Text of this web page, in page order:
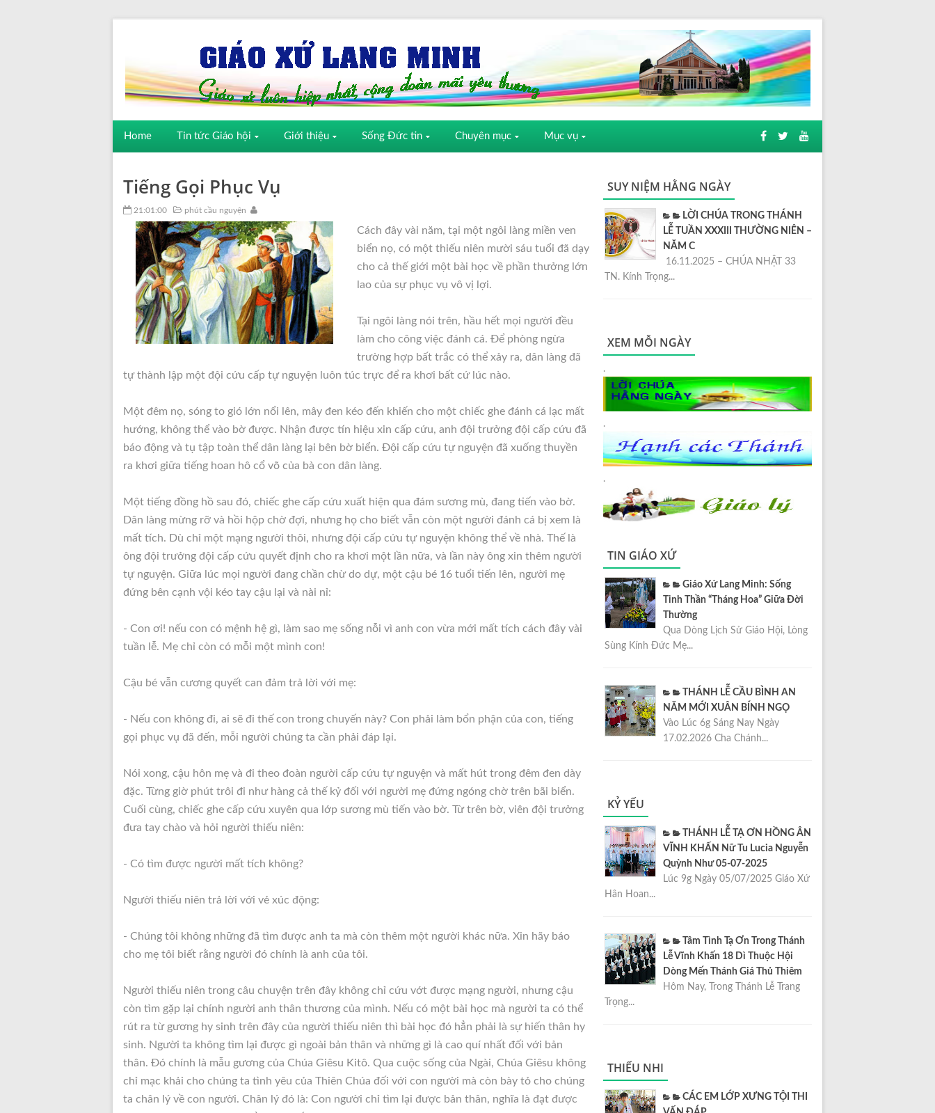
Home Tin tức Giáo hội Giới thiệu Sống Đức tin Chuyên mục Mục vụ
Tiếng Gọi Phục Vụ
21:01:00 phút cầu nguyện
Cách đây vài năm, tại một ngôi làng miền ven
biển nọ, có một thiếu niên mười sáu tuổi đã dạy
cho cả thế giới một bài học về phần thưởng lớn
lao của sự phục vụ vô vị lợi.
Tại ngôi làng nói trên, hầu hết mọi người đều
làm cho công việc đánh cá. Ðể phòng ngừa
trường hợp bất trắc có thể xảy ra, dân làng đã
tự thành lập một đội cứu cấp tự nguyện luôn túc trực để ra khơi bất cứ lúc nào.
Một đêm nọ, sóng to gió lớn nổi lên, mây đen kéo đến khiến cho một chiếc ghe đánh cá lạc mất
hướng, không thể vào bờ được. Nhận được tín hiệu xin cấp cứu, anh đội trưởng đội cấp cứu đã
báo động và tụ tập toàn thể dân làng lại bên bờ biển. Ðội cấp cứu tự nguyện đã xuống thuyền
ra khơi giữa tiếng hoan hô cổ võ của bà con dân làng.
Một tiếng đồng hồ sau đó, chiếc ghe cấp cứu xuất hiện qua đám sương mù, đang tiến vào bờ.
Dân làng mừng rỡ và hồi hộp chờ đợi, nhưng họ cho biết vẫn còn một người đánh cá bị xem là
mất tích. Dù chỉ một mạng người thôi, nhưng đội cấp cứu tự nguyện không thể về nhà. Thế là
ông đội trưởng đội cấp cứu quyết định cho ra khơi một lần nữa, và lần này ông xin thêm người
tự nguyện. Giữa lúc mọi người đang chần chừ do dự, một cậu bé 16 tuổi tiến lên, người mẹ
đứng bên cạnh vội kéo tay cậu lại và nài nỉ:
- Con ơi! nếu con có mệnh hệ gì, làm sao mẹ sống nỗi vì anh con vừa mới mất tích cách đây vài
tuần lễ. Mẹ chỉ còn có mỗi một mình con!
Cậu bé vẫn cương quyết can đảm trả lời với mẹ:
- Nếu con không đi, ai sẽ đi thế con trong chuyến này? Con phải làm bổn phận của con, tiếng
gọi phục vụ đã đến, mỗi người chúng ta cần phải đáp lại.
Nói xong, cậu hôn mẹ và đi theo đoàn người cấp cứu tự nguyện và mất hút trong đêm đen dày
đặc. Từng giờ phút trôi đi như hàng cả thế kỷ đối với người mẹ đứng ngóng chờ trên bãi biển.
Cuối cùng, chiếc ghe cấp cứu xuyên qua lớp sương mù tiến vào bờ. Từ trên bờ, viên đội trưởng
đưa tay chào và hỏi người thiếu niên:
- Có tìm được người mất tích không?
Người thiếu niên trả lời với vẻ xúc động:
- Chúng tôi không những đã tìm được anh ta mà còn thêm một người khác nữa. Xin hãy báo
cho mẹ tôi biết rằng người đó chính là anh của tôi.
Người thiếu niên trong câu chuyện trên đây không chỉ cứu vớt được mạng người, nhưng cậu
còn tìm gặp lại chính người anh thân thương của mình. Nếu có một bài học mà người ta có thể
rút ra từ gương hy sinh trên đây của người thiếu niên thì bài học đó hẳn phải là sự hiến thân hy
sinh. Người ta không tìm lại được gì ngoài bản thân và những gì là cao quí nhất đối với bản
thân. Ðó chính là mẫu gương của Chúa Giêsu Kitô. Qua cuộc sống của Ngài, Chúa Giêsu không
chỉ mạc khải cho chúng ta tình yêu của Thiên Chúa đối với con người mà còn bày tỏ cho chúng
ta chân lý về con người. Chân lý đó là: Con người chỉ tìm lại được bản thân, nghĩa là đạt được
SUY NIỆM HẰNG NGÀY
LỜI CHÚA TRONG THÁNH
LỄ TUẦN XXXIII THƯỜNG NIÊN –
NĂM C
16.11.2025 – CHÚA NHẬT 33
TN. Kính Trọng...
XEM MỖI NGÀY
.
.
.
TIN GIÁO XỨ
Giáo Xứ Lang Minh: Sống
Tinh Thần “Tháng Hoa” Giữa Đời
Thường
Qua Dòng Lịch Sử Giáo Hội, Lòng
Sùng Kính Đức Mẹ...
THÁNH LỄ CẦU BÌNH AN
NĂM MỚI XUÂN BÍNH NGỌ
Vào Lúc 6g Sáng Nay Ngày
17.02.2026 Cha Chánh...
KỶ YẾU
THÁNH LỄ TẠ ƠN HỒNG ÂN
VĨNH KHẤN Nữ Tu Lucia Nguyễn
Quỳnh Như 05-07-2025
Lúc 9g Ngày 05/07/2025 Giáo Xứ
Hân Hoan...
Tâm Tình Tạ Ơn Trong Thánh
Lễ Vĩnh Khấn 18 Dì Thuộc Hội
Dòng Mến Thánh Giá Thủ Thiêm
Hôm Nay, Trong Thánh Lễ Trang
Trọng...
THIẾU NHI
CÁC EM LỚP XƯNG TỘI THI